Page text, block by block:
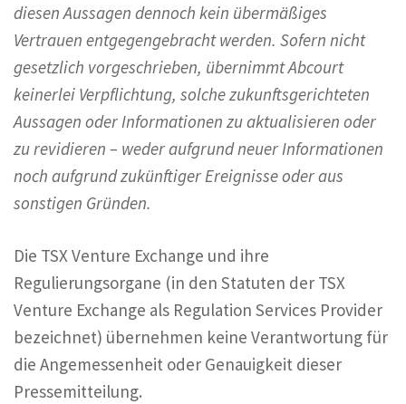
diesen Aussagen dennoch kein übermäßiges
Vertrauen entgegengebracht werden. Sofern nicht
gesetzlich vorgeschrieben, übernimmt Abcourt
keinerlei Verpflichtung, solche zukunftsgerichteten
Aussagen oder Informationen zu aktualisieren oder
zu revidieren – weder aufgrund neuer Informationen
noch aufgrund zukünftiger Ereignisse oder aus
sonstigen Gründen.
Die TSX Venture Exchange und ihre
Regulierungsorgane (in den Statuten der TSX
Venture Exchange als Regulation Services Provider
bezeichnet) übernehmen keine Verantwortung für
die Angemessenheit oder Genauigkeit dieser
Pressemitteilung.